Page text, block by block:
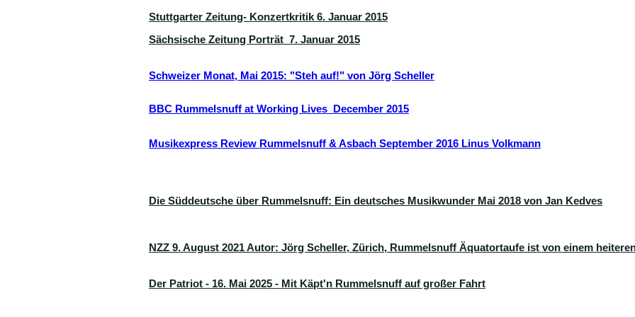
Stuttgarter Zeitung- Konzertkritik 6. Januar 2015
Sächsische Zeitung Porträt 7. Januar 2015
Schweizer Monat, Mai 2015: "Steh auf!" von Jörg Scheller
BBC Rummelsnuff at Working Lives December 2015
Musikexpress Review Rummelsnuff & Asbach September 2016 Linus Volkmann
Die Süddeutsche über Rummelsnuff: Ein deutsches Musikwunder Mai 2018 von Jan Kedves
NZZ 9. August 2021 Autor: Jörg Scheller, Zürich, Rummelsnuff Äquatortaufe ist von einem
Der Patriot - 16. Mai 2025 - Mit Käpt'n Rummelsnuff auf großer Fahrt